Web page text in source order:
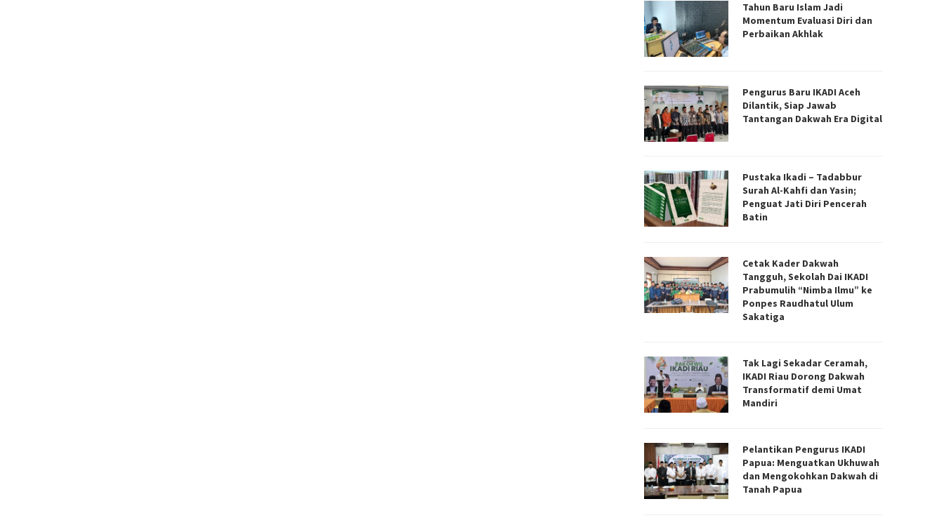
Tahun Baru Islam Jadi
Momentum Evaluasi Diri dan
Perbaikan Akhlak
Pengurus Baru IKADI Aceh
Dilantik, Siap Jawab
Tantangan Dakwah Era Digital
Pustaka Ikadi – Tadabbur
Surah Al-Kahfi dan Yasin;
Penguat Jati Diri Pencerah
Batin
Cetak Kader Dakwah
Tangguh, Sekolah Dai IKADI
Prabumulih “Nimba Ilmu” ke
Ponpes Raudhatul Ulum
Sakatiga
Tak Lagi Sekadar Ceramah,
IKADI Riau Dorong Dakwah
Transformatif demi Umat
Mandiri
Pelantikan Pengurus IKADI
Papua: Menguatkan Ukhuwah
dan Mengokohkan Dakwah di
Tanah Papua